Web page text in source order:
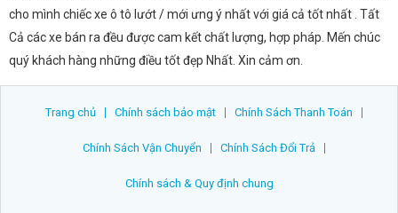
cho mình chiếc xe ô tô lướt / mới ưng ý nhất với giá cả tốt nhất . Tất
Cả các xe bán ra đều được cam kết chất lượng, hợp pháp. Mến chúc
quý khách hàng những điều tốt đẹp Nhất. Xin cảm ơn.
Trang chủ Chính sách bảo mật Chính Sách Thanh Toán
Chính Sách Vận Chuyển Chính Sách Đổi Trả
Chính sách & Quy định chung